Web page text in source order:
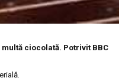
ciocolată. Potrivit BBC